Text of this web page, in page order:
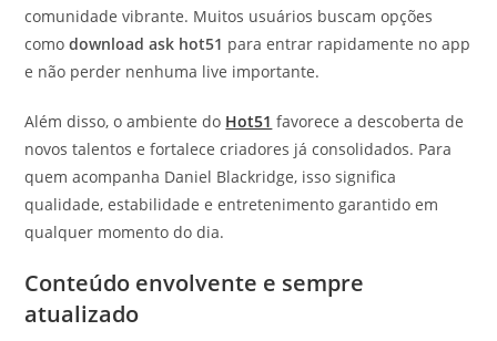
comunidade vibrante. Muitos usuários buscam opções
comodownload ask hot51 para entrar rapidamente no app
e não perder nenhuma live importante.
Além disso, o ambiente do Hot51 favorece a descoberta de
novos talentos e fortalece criadores já consolidados. Para
quem acompanha Daniel Blackridge, isso significa
qualidade, estabilidade e entretenimento garantido em
qualquer momento do dia.
Conteúdo envolvente e sempre
atualizado